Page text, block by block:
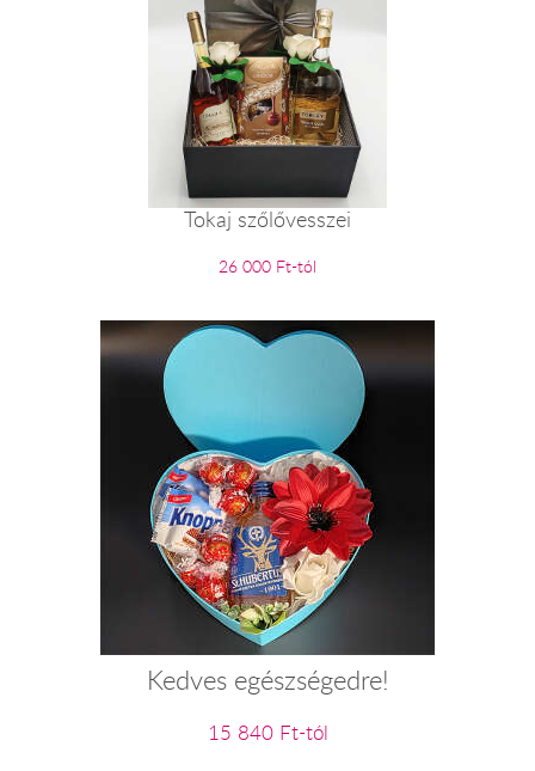
Tokaj szőlővesszei
26 000 Ft-tól
Kedves egészségedre!
15 840 Ft-tól